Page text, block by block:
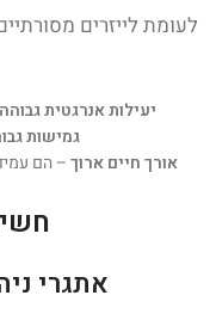
לעומת לייזרים
יעילות אנרגטית גבוהה
גמישות
אורך חיים ארוך– הם
אתגרי